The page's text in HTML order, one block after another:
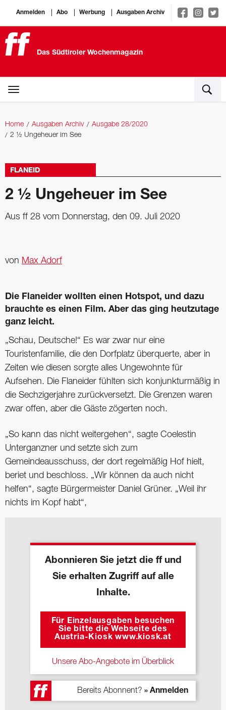
Anmelden Abo Werbung Ausgaben Archiv
Das Südtiroler Wochenmagazin
Home Ausgaben Archiv
Ausgabe 28/2020
2 ½ Ungeheuer im See
FLANEID
2 ½ Ungeheuer im See
Aus ff 28 vom Donnerstag, den 09. Juli 2020
von Max Adorf
Die Flaneider wollten einen Hotspot, und dazu
brauchte es einen Film. Aber das ging heutzutage
ganz leicht.
„Schau, Deutsche!“ Es war zwar nur eine
Touristenfamilie, die den Dorfplatz überquerte, aber in
Zeiten wie diesen sorgte alles Ungewohnte für
Aufsehen. Die Flaneider fühlten sich konjunkturmäßig in
die Sechzigerjahre zurückversetzt. Die Grenzen waren
zwar offen, aber die Gäste zögerten noch.
„So kann das nicht weitergehen“, sagte Coelestin
Unterganzner und setzte sich zum
Gemeindeausschuss, der dort regelmäßig Hof hielt,
beriet und beschloss. „Wir können da auch nicht
helfen“, sagte Bürgermeister Daniel Grüner. „Weil ihr
nichts im Kopf habt“,
Abonnieren Sie jetzt die ff und
Sie erhalten Zugriff auf alle
Inhalte.
Für Einzelausgaben besuchen
Sie bitte die Webseite des
Austria-Kiosk www.kiosk.at
Unsere Abo-Angebote im Überblick
Bereits Abonnent? » Anmelden